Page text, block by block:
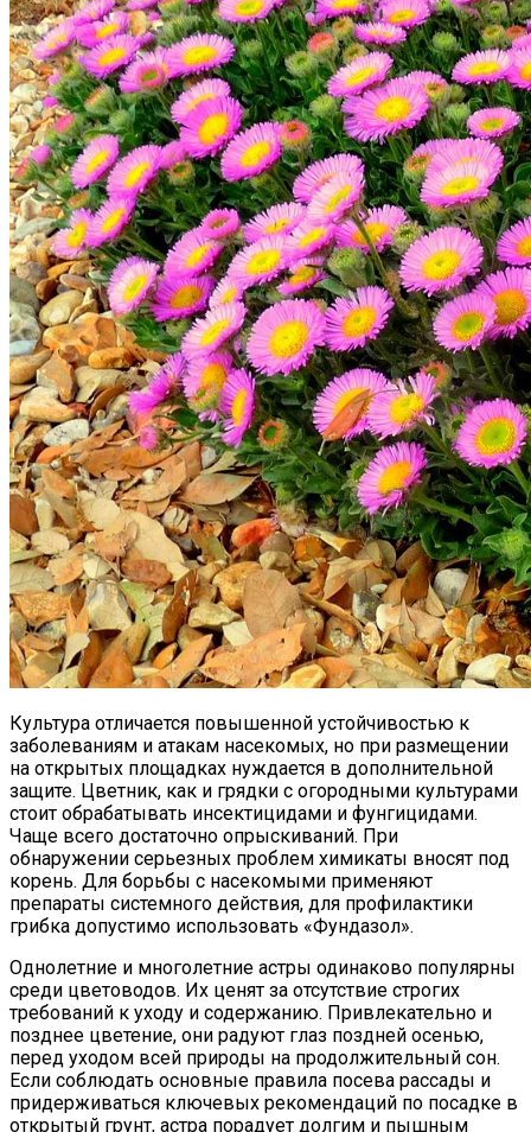
Культура отличается повышенной устойчивостью к
заболеваниям и атакам насекомых, но при размещении
на открытых площадках нуждается в дополнительной
защите. Цветник, как и грядки с огородными культурами
стоит обрабатывать инсектицидами и фунгицидами.
Чаще всего достаточно опрыскиваний. При
обнаружении серьезных проблем химикаты вносят под
корень. Для борьбы с насекомыми применяют
препараты системного действия, для профилактики
грибка допустимо использовать «Фундазол».
Однолетние и многолетние астры одинаково популярны
среди цветоводов. Их ценят за отсутствие строгих
требований к уходу и содержанию. Привлекательно и
позднее цветение, они радуют глаз поздней осенью,
перед уходом всей природы на продолжительный сон.
Если соблюдать основные правила посева рассады и
придерживаться ключевых рекомендаций по посадке в
открытый грунт, астра порадует долгим и пышным